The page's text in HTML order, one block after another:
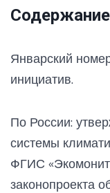
Январский
инициатив.
По России:
системы
ФГИС
законопроекта